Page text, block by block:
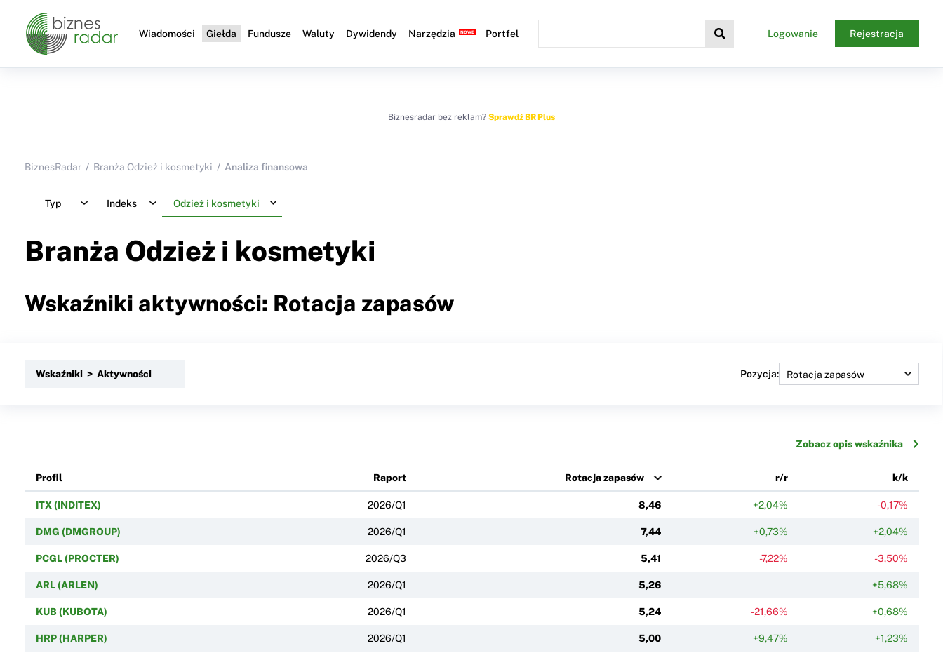
Wiadomości Giełda Fundusze Waluty Dywidendy Narzędzia Portfel Logowanie Rejestracja
Biznesradar bez reklam? Sprawdź BR Plus
BiznesRadar Branża Odzież i kosmetyki Analiza finansowa
Typ Indeks Odzież i kosmetyki
Branża Odzież i kosmetyki
Wskaźniki aktywności: Rotacja zapasów
Wskaźniki > Aktywności Pozycja:
Zobacz opis wskaźnika
Profil Raport Rotacja zapasów r/r k/k
ITX (INDITEX) 2026/Q1 8,46 +2,04% -0,17%
DMG (DMGROUP) 2026/Q1 7,44 +0,73% +2,04%
PCGL (PROCTER) 2026/Q3 5,41 -7,22% -3,50%
ARL (ARLEN) 2026/Q1 5,26 +5,68%
KUB (KUBOTA) 2026/Q1 5,24 -21,66% +0,68%
HRP (HARPER) 2026/Q1 5,00 +9,47% +1,23%